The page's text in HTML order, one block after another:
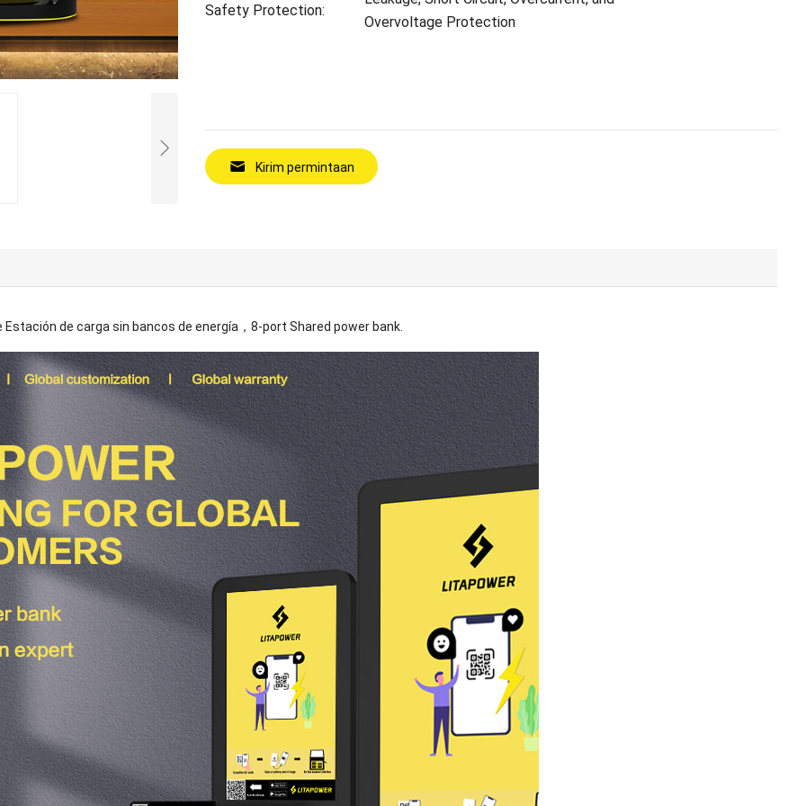
Safety Protection:
Overvoltage Protection
Kirim permintaan
de carga sin bancos de energía ，8-port Shared power bank